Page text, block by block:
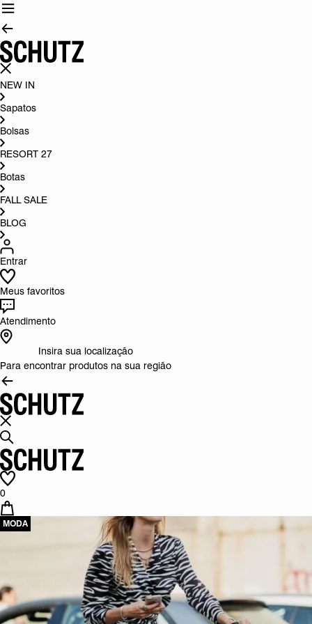
NEW IN
Sapatos
Bolsas
RESORT 27
Botas
FALL SALE
BLOG
Entrar
Meus favoritos
Atendimento
Insira sua localização
Para encontrar produtos na sua região
0
MODA